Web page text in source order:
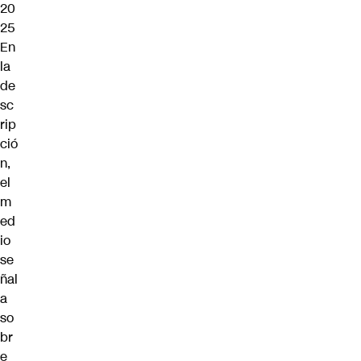
20
25
En
la
de
sc
rip
ció
n,
el
m
ed
io
se
ñal
a
so
br
e